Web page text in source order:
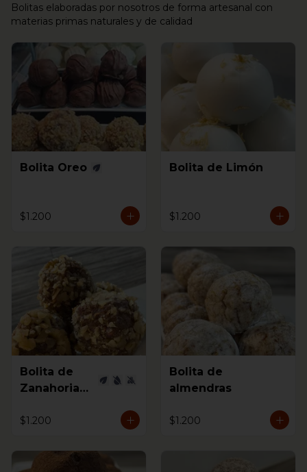
Bolitas elaboradas por nosotros de forma artesanal con
materias primas naturales y de calidad
Bolita Oreo
$1.200
Bolita de Limón
$1.200
Bolita de
Zanahorias
$1.200
Bolita de
almendras
$1.200